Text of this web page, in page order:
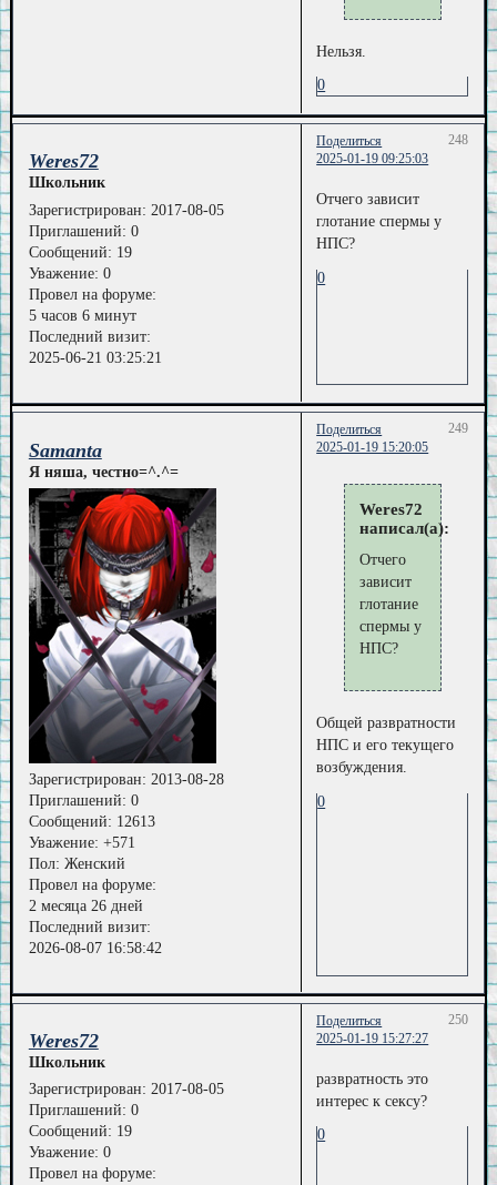
Нельзя.
0
Поделиться
248
2025-01-19 09:25:03
Weres72
Школьник
Зарегистрирован: 2017-08-05
Приглашений: 0
Сообщений: 19
Уважение: 0
Провел на форуме:
5 часов 6 минут
Последний визит:
2025-06-21 03:25:21
Отчего зависит
глотание спермы у
НПС?
0
Поделиться
249
2025-01-19 15:20:05
Samanta
Я няша, честно=^.^=
Зарегистрирован: 2013-08-28
Приглашений: 0
Сообщений: 12613
Уважение: +571
Пол: Женский
Провел на форуме:
2 месяца 26 дней
Последний визит:
2026-08-07 16:58:42
Weres72
написал(а):
Отчего
зависит
глотание
спермы у
НПС?
Общей развратности
НПС и его текущего
возбуждения.
0
Поделиться
250
2025-01-19 15:27:27
Weres72
Школьник
Зарегистрирован: 2017-08-05
Приглашений: 0
Сообщений: 19
Уважение: 0
Провел на форуме:
развратность это
интерес к секcу?
0